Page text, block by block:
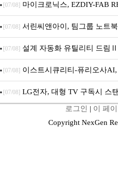
[07/08] 마이크로닉스, EZDIY-FAB
시
[07/08] 서린씨앤아이, 팀그룹 노트
5600MHz 16GB 출시
[07/08] 설계 자동화 유틸리티 드림
무상 배포
[07/08] 이스트시큐리티-퓨리오사
세대 AI 보안 플랫폼 구축
[07/08] LG전자, 대형 TV 구독시 스
로그인 | 이 페
Copyright NexGen